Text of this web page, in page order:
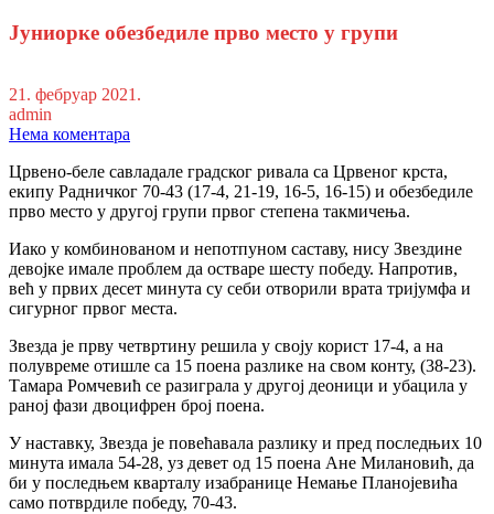
Јуниорке обезбедиле прво место у групи
21. фебруар 2021.
admin
Нема коментара
Црвено-беле савладале градског ривала са Црвеног крста,
екипу Радничког 70-43 (17-4, 21-19, 16-5, 16-15) и обезбедиле
прво место у другој групи првог степена такмичења.
Иако у комбинованом и непотпуном саставу, нису Звездине
девојке имале проблем да остваре шесту победу. Напротив,
већ у првих десет минута су себи отворили врата тријумфа и
сигурног првог места.
Звезда је прву четвртину решила у своју корист 17-4, а на
полувреме отишле са 15 поена разлике на свом конту, (38-23).
Тамара Ромчевић се разиграла у другој деоници и убацила у
раној фази двоцифрен број поена.
У наставку, Звезда је повећавала разлику и пред последњих 10
минута имала 54-28, уз девет од 15 поена Ане Милановић, да
би у последњем кварталу изабранице Немање Планојевића
само потврдиле победу, 70-43.